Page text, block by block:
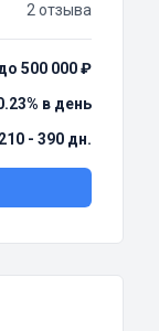
2 отзыва
500 000 ₽
в день
210 - 390 дн.